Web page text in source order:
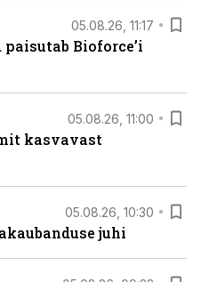
05.08.26, 11:17
Bioforce’i
05.08.26, 11:00
kasvavast
05.08.26, 10:30
juhi